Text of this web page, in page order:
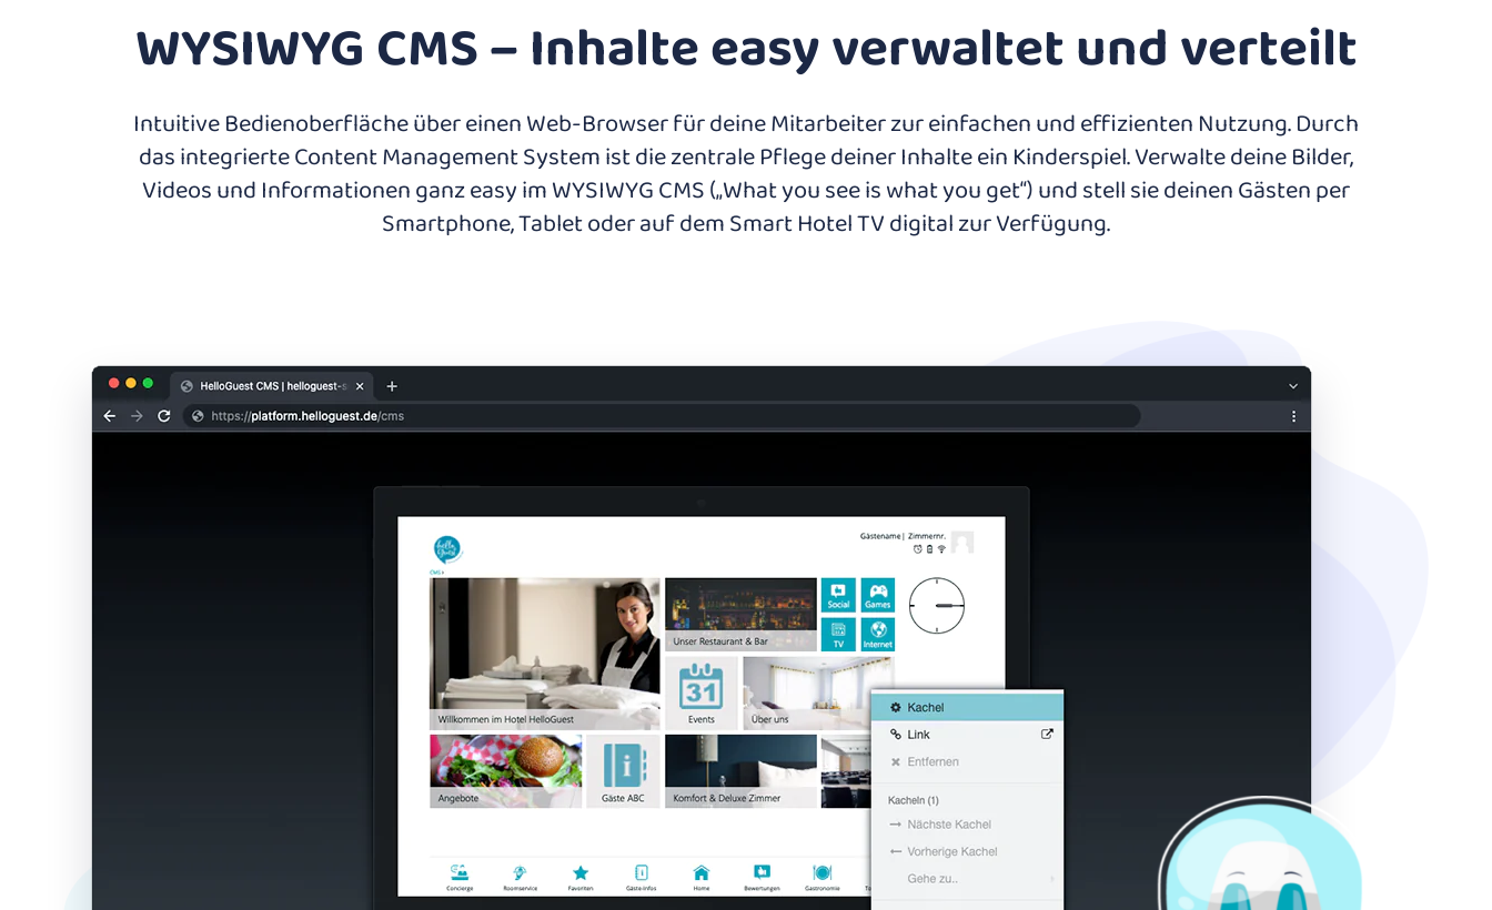
WYSIWYG CMS – Inhalte easy verwaltet und verteilt
Intuitive Bedienoberfläche über einen Web-Browser für deine Mitarbeiter zur einfachen und effizienten Nutzung. Durch
das integrierte Content Management System ist die zentrale Pflege deiner Inhalte ein Kinderspiel. Verwalte deine Bilder,
Videos und Informationen ganz easy im WYSIWYG CMS („What you see is what you get“) und stell sie deinen Gästen per
Smartphone, Tablet oder auf dem Smart Hotel TV digital zur Verfügung.